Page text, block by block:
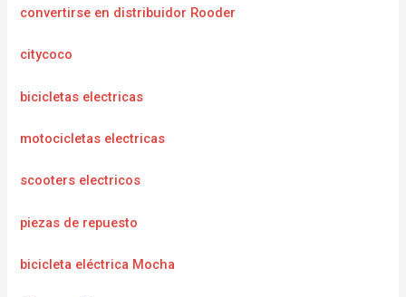
convertirse en distribuidor Rooder
citycoco
bicicletas electricas
motocicletas electricas
scooters electricos
piezas de repuesto
bicicleta eléctrica Mocha